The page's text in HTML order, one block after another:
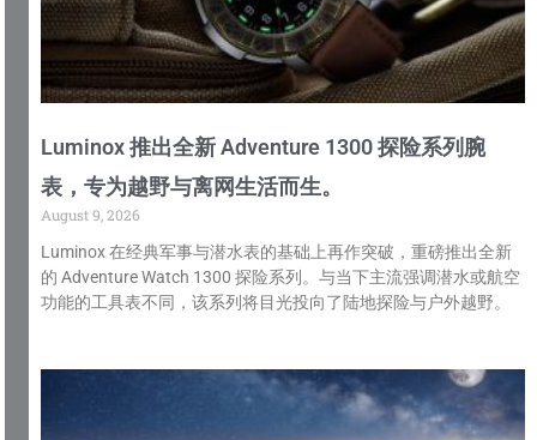
Luminox 推出全新 Adventure 1300 探险系列腕
表，专为越野与离网生活而生。
August 9, 2026
Luminox 在经典军事与潜水表的基础上再作突破，重磅推出全新
的 Adventure Watch 1300 探险系列。与当下主流强调潜水或航空
功能的工具表不同，该系列将目光投向了陆地探险与户外越野。